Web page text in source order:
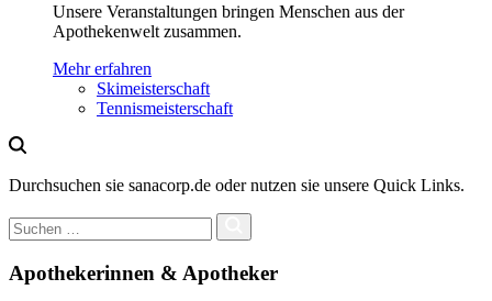
Unsere Veranstaltungen bringen Menschen aus der
Apothekenwelt zusammen.
Mehr erfahren
Skimeisterschaft
Tennismeisterschaft
Durchsuchen sie sanacorp.de oder nutzen sie unsere Quick Links.
Apothekerinnen & Apotheker